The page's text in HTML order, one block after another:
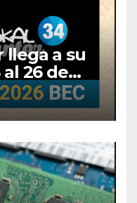
llega a su
26 de